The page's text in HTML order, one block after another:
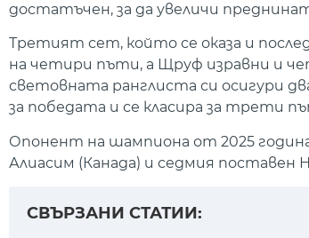
достатъчен, за да увеличи
Третият сет, който се оказа и
на четири пъти, а Щруф изравни и
световната ранглиста си осигури
за победата и се класира за трети
Опонент на шампиона от 2025
Алиасим (Канада) и седмия поставен
СВЪРЗАНИ СТАТИИ: